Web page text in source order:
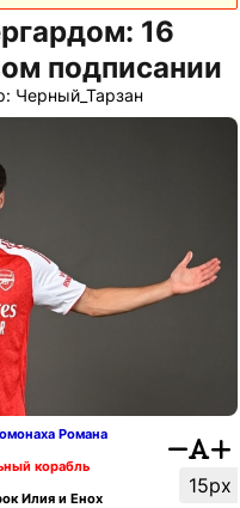
16
подписании
Черный_Тарзан
15px
Романа
корабль
Илия и Енох